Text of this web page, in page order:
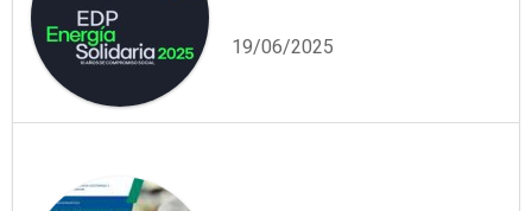
19/06/2025